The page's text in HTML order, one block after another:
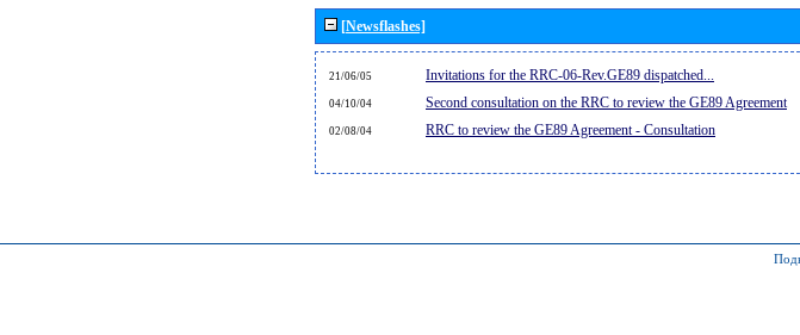
[Newsflashes]
21/06/05 Invitations for the RRC-06-Rev.GE89 dispatched...
04/10/04 Second consultation on the RRC to review the GE89 Agreement
02/08/04 RRC to review the GE89 Agreement - Consultation